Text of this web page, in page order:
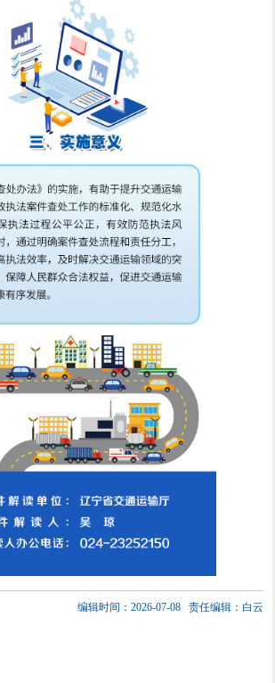
编辑时间：2026-07-08 责任编辑：白云